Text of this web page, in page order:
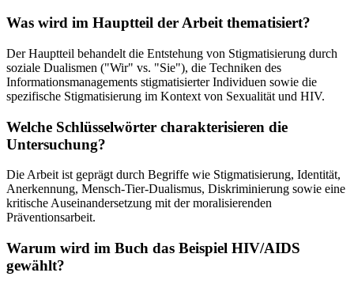
Was wird im Hauptteil der Arbeit thematisiert?
Der Hauptteil behandelt die Entstehung von Stigmatisierung durch
soziale Dualismen ("Wir" vs. "Sie"), die Techniken des
Informationsmanagements stigmatisierter Individuen sowie die
spezifische Stigmatisierung im Kontext von Sexualität und HIV.
Welche Schlüsselwörter charakterisieren die
Untersuchung?
Die Arbeit ist geprägt durch Begriffe wie Stigmatisierung, Identität,
Anerkennung, Mensch-Tier-Dualismus, Diskriminierung sowie eine
kritische Auseinandersetzung mit der moralisierenden
Präventionsarbeit.
Warum wird im Buch das Beispiel HIV/AIDS
gewählt?